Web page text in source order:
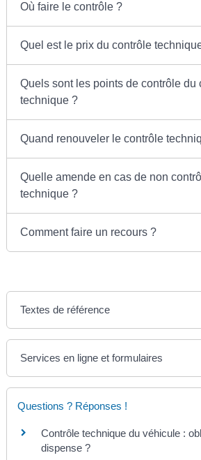
Où faire le contrôle ?
Quel est le prix du contrôle
Quels sont les points de contrôle du
technique ?
Quand renouveler le contrôle
Quelle amende en cas de non
technique ?
Comment faire un recours ?
Textes de référence
Services en ligne et formulaires
Questions ? Réponses !
Contrôle technique du véhicule :
dispense ?